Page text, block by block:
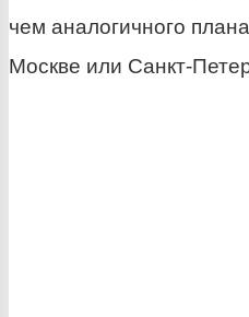
чем аналогичного
Москве или Санкт-